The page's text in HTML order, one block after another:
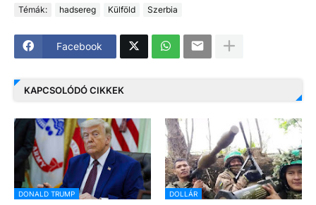
Témák: hadsereg Külföld Szerbia
Facebook
KAPCSOLÓDÓ CIKKEK
DONALD TRUMP DOLLÁR